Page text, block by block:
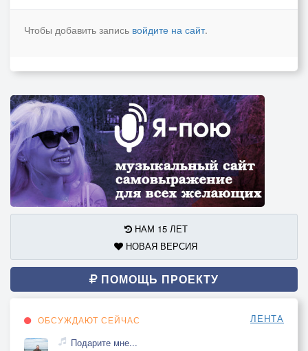
Чтобы добавить запись войдите на сайт.
НАМ 15 ЛЕТ
НОВАЯ ВЕРСИЯ
ПОМОЩЬ ПРОЕКТУ
ОБСУЖДАЮТ СЕЙЧАС ЛЕНТА
Подарите мне...